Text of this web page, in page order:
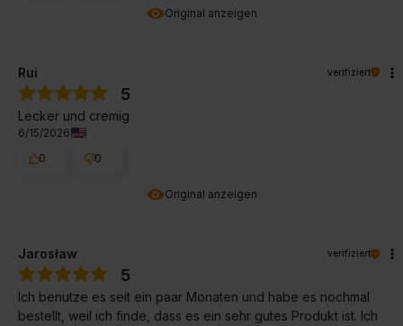
Original anzeigen
Original anzeigen
Rui verifiziert
5
Lecker und cremig
6/15/2026
0
0
Jarosław verifiziert
5
Ich benutze es seit ein paar Monaten und habe es nochmal
bestellt, weil ich finde, dass es ein sehr gutes Produkt ist. Ich